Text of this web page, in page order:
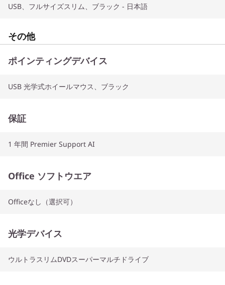
USB、フルサイズスリム、ブラック - 日本語
その他
ポインティングデバイス
USB 光学式ホイールマウス、ブラック
保証
1 年間 Premier Support AI
Office ソフトウエア
Officeなし（選択可）
光学デバイス
ウルトラスリムDVDスーパーマルチドライブ